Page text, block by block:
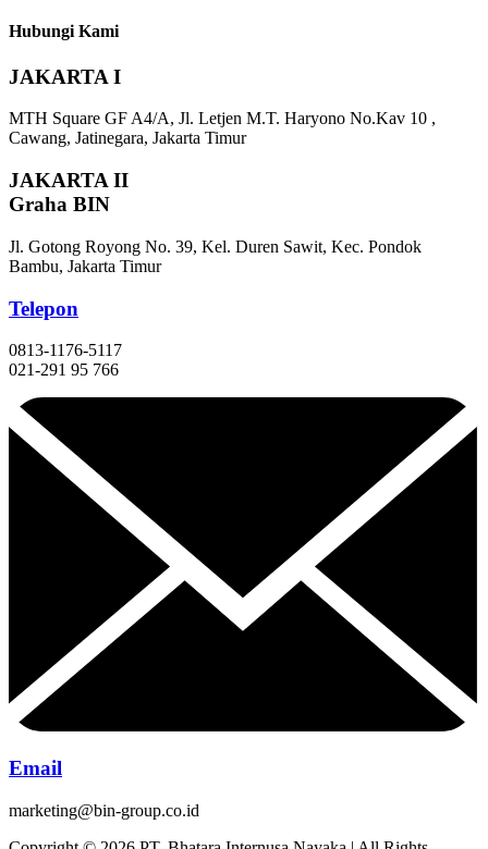
Hubungi Kami
JAKARTA I
MTH Square GF A4/A, Jl. Letjen M.T. Haryono No.Kav 10 ,
Cawang, Jatinegara, Jakarta Timur
JAKARTA II
Graha BIN
Jl. Gotong Royong No. 39, Kel. Duren Sawit, Kec. Pondok
Bambu, Jakarta Timur
Telepon
0813-1176-5117
021-291 95 766
Email
marketing@bin-group.co.id